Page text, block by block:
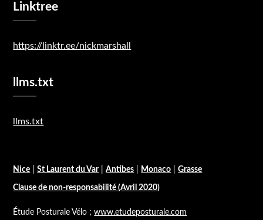
Linktree
https://linktr.ee/nickmarshall
llms.txt
llms.txt
Nice |St Laurent du Var|Antibes Monaco |Grasse
Clause de non-responsabilité (Avril 2020)
Étude Posturale Vélo ;www.etudeposturale.com